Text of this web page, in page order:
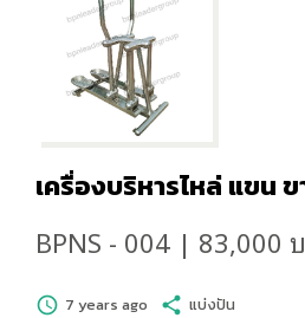
เครื่องบริหารไหล่ แขน
BPNS - 004 | 83,000
schedule 7 years ago share แบ่งปัน